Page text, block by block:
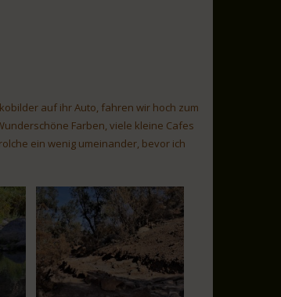
auf ihr Auto, fahren wir hoch zum
Farben, viele kleine Cafes
ein wenig umeinander, bevor ich